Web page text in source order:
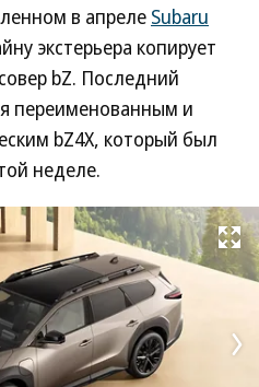
в апреле Subaru
экстерьера копирует
bZ. Последний
переименованным и
bZ4X, который был
неделе.
Развернуть